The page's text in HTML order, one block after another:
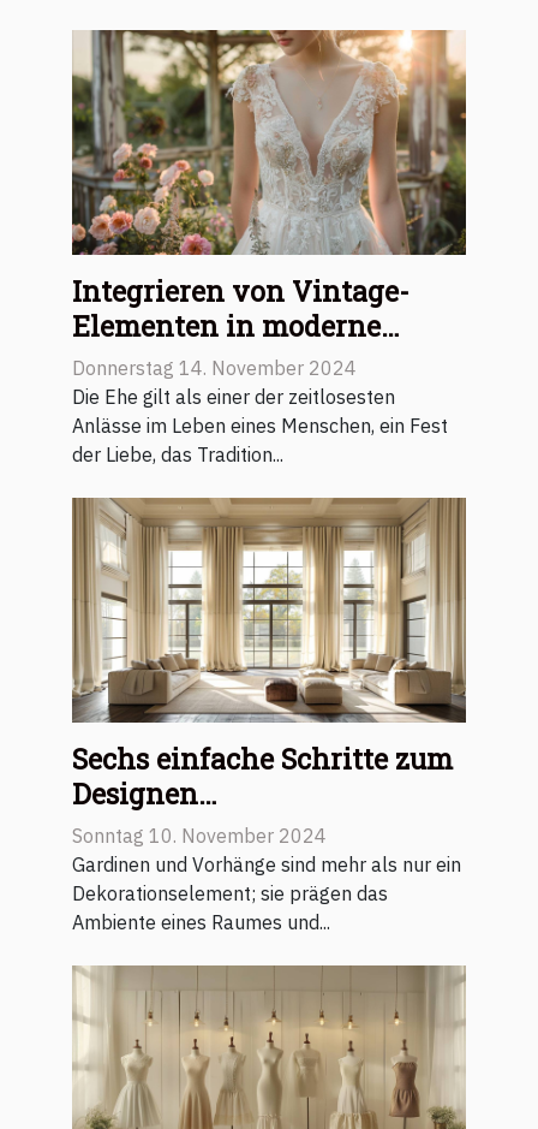
Integrieren von Vintage-
Elementen in moderne
Hochzeitsoutfits
Donnerstag 14. November 2024
Die Ehe gilt als einer der zeitlosesten
Anlässe im Leben eines Menschen, ein Fest
der Liebe, das Tradition...
Sechs einfache Schritte zum
Designen
maßgeschneiderter
Vorhänge
Sonntag 10. November 2024
Gardinen und Vorhänge sind mehr als nur ein
Dekorationselement; sie prägen das
Ambiente eines Raumes und...